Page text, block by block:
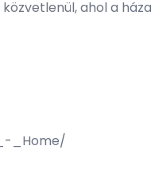
ahol a
_Home/